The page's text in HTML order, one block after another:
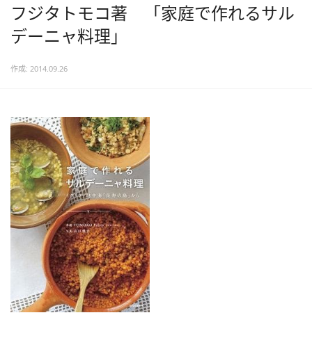
フジタトモコ著 「家庭で作れるサル
デーニャ料理」
作成: 2014.09.26